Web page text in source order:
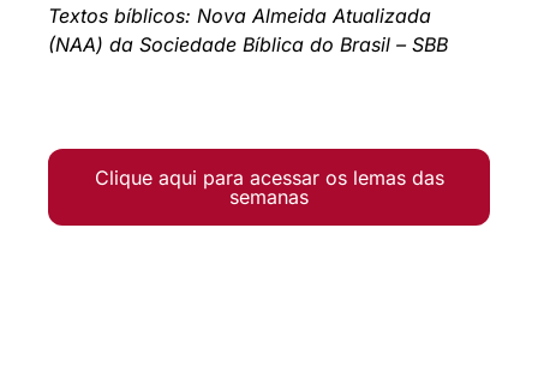
Textos bíblicos: Nova Almeida Atualizada
(NAA) da Sociedade Bíblica do Brasil – SBB
Clique aqui para acessar os lemas das
semanas